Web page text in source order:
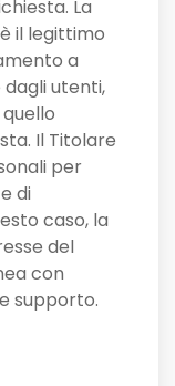
La
il legittimo
a
utenti,
Il Titolare
per
di
caso, la
del
con
supporto.